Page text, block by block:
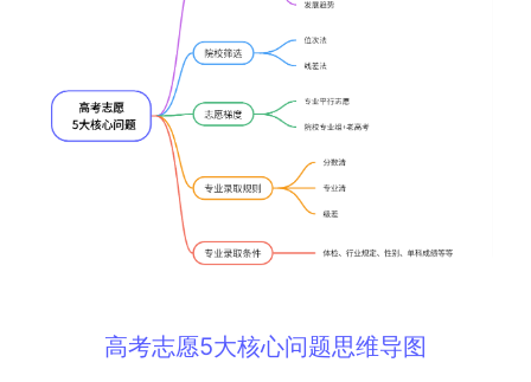
高考志愿5大核心问题思维导图